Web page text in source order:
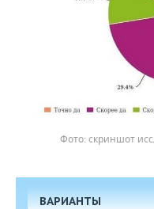
скриншот
ВАРИАНТЫ